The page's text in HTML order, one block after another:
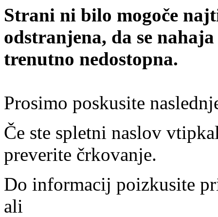
Strani ni bilo mogoče
odstranjena, da se
trenutno nedostopna.
Prosimo poskusite
Če ste spletni naslov
preverite črkovanje.
Do informacij poizkusite
ali